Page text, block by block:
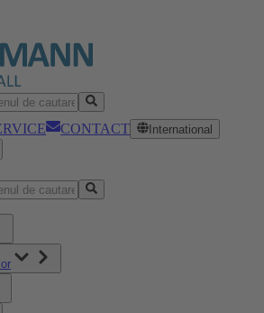
CONTACT
International